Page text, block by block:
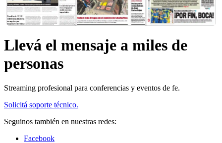
Llevá el mensaje a miles de
personas
Streaming profesional para conferencias y eventos de fe.
Solicitá soporte técnico.
Seguinos también en nuestras redes:
Facebook